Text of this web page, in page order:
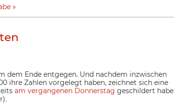
dem Ende entgegen. Und nachdem inzwischen
ihre Zahlen vorgelegt haben, zeichnet sich eine
am vergangenen Donnerstag geschildert habe